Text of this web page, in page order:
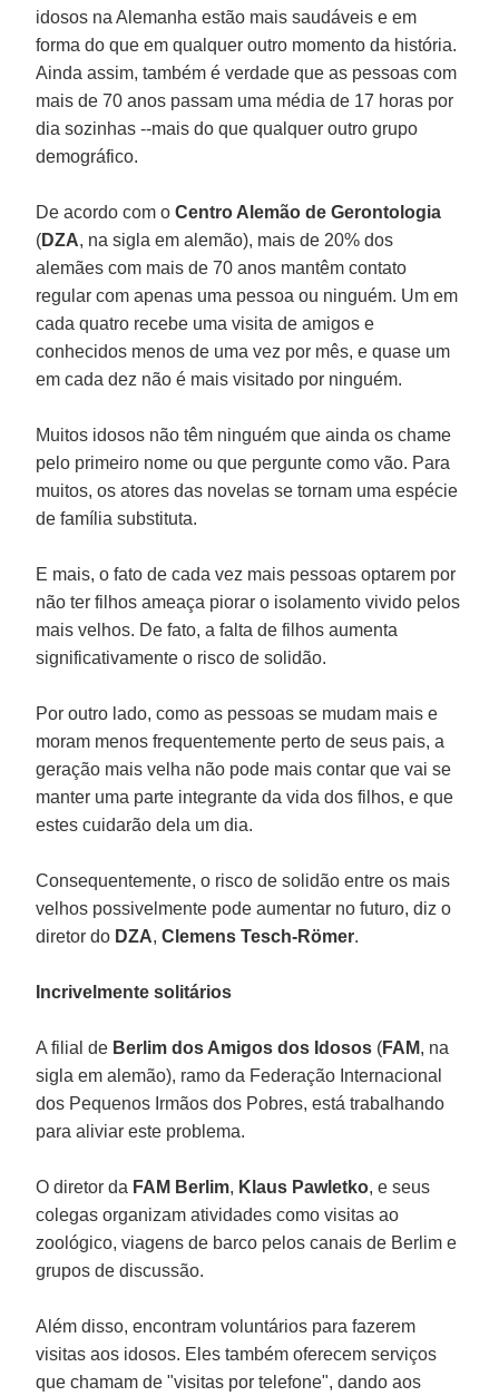
idosos na Alemanha estão mais saudáveis e em
forma do que em qualquer outro momento da história.
Ainda assim, também é verdade que as pessoas com
mais de 70 anos passam uma média de 17 horas por
dia sozinhas --mais do que qualquer outro grupo
demográfico.
De acordo com oCentro Alemão de Gerontologia
(DZA, na sigla em alemão), mais de 20% dos
alemães com mais de 70 anos mantêm contato
regular com apenas uma pessoa ou ninguém. Um em
cada quatro recebe uma visita de amigos e
conhecidos menos de uma vez por mês, e quase um
em cada dez não é mais visitado por ninguém.
Muitos idosos não têm ninguém que ainda os chame
pelo primeiro nome ou que pergunte como vão. Para
muitos, os atores das novelas se tornam uma espécie
de família substituta.
E mais, o fato de cada vez mais pessoas optarem por
não ter filhos ameaça piorar o isolamento vivido pelos
mais velhos. De fato, a falta de filhos aumenta
significativamente o risco de solidão.
Por outro lado, como as pessoas se mudam mais e
moram menos frequentemente perto de seus pais, a
geração mais velha não pode mais contar que vai se
manter uma parte integrante da vida dos filhos, e que
estes cuidarão dela um dia.
Consequentemente, o risco de solidão entre os mais
velhos possivelmente pode aumentar no futuro, diz o
diretor do DZA,Clemens Tesch-Römer.
Incrivelmente solitários
A filial de Berlim dos Amigos dos Idosos (FAM, na
sigla em alemão), ramo da Federação Internacional
dos Pequenos Irmãos dos Pobres, está trabalhando
para aliviar este problema.
O diretor da FAM Berlim, Klaus Pawletko, e seus
colegas organizam atividades como visitas ao
zoológico, viagens de barco pelos canais de Berlim e
grupos de discussão.
Além disso, encontram voluntários para fazerem
visitas aos idosos. Eles também oferecem serviços
que chamam de "visitas por telefone", dando aos